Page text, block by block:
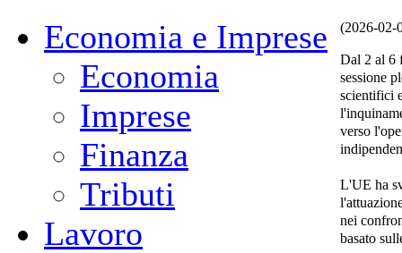
Economia e Imprese
Economia
Imprese
Finanza
Tributi
Lavoro
(2026-02-
Dal 2 al 6
sessione
scientifici
verso
L'UE ha
nei
basato